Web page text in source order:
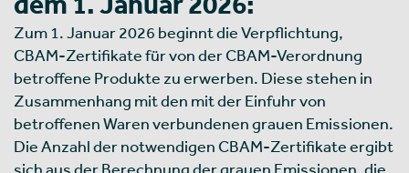
Zum 1. Januar 2026 beginnt die Verpflichtung,
CBAM-Zertifikate für von der CBAM-Verordnung
betroffene Produkte zu erwerben. Diese stehen in
Zusammenhang mit den mit der Einfuhr von
betroffenen Waren verbundenen grauen Emissionen.
Die Anzahl der notwendigen CBAM-Zertifikate ergibt
sich aus der Berechnung der grauen Emissionen, die